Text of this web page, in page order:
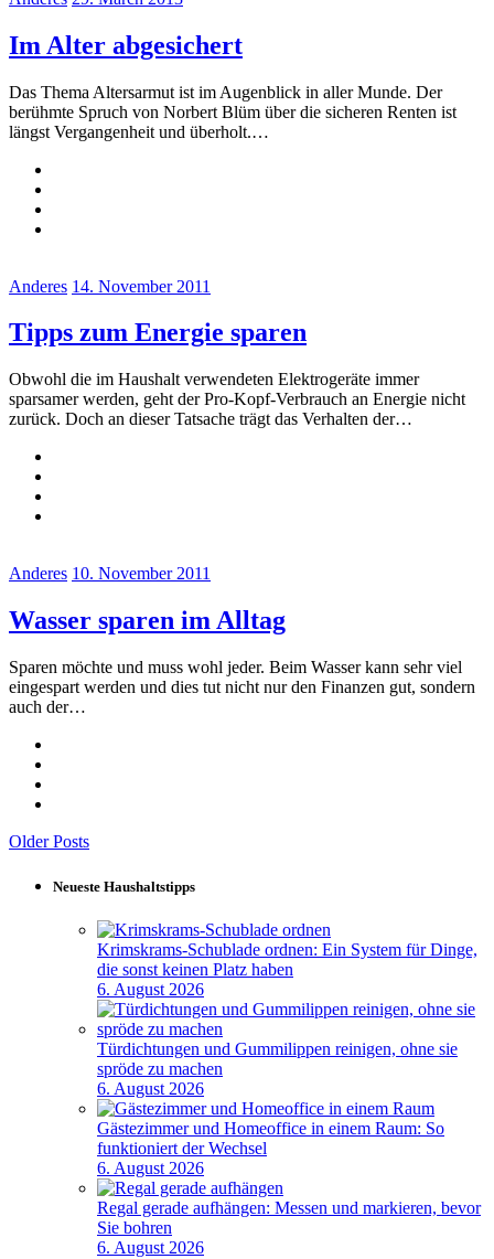
Im Alter abgesichert
Das Thema Altersarmut ist im Augenblick in aller Munde. Der
berühmte Spruch von Norbert Blüm über die sicheren Renten ist
längst Vergangenheit und überholt.…
Anderes 14. November 2011
Tipps zum Energie sparen
Obwohl die im Haushalt verwendeten Elektrogeräte immer
sparsamer werden, geht der Pro-Kopf-Verbrauch an Energie nicht
zurück. Doch an dieser Tatsache trägt das Verhalten der…
Anderes 10. November 2011
Wasser sparen im Alltag
Sparen möchte und muss wohl jeder. Beim Wasser kann sehr viel
eingespart werden und dies tut nicht nur den Finanzen gut, sondern
auch der…
Older Posts
Neueste Haushaltstipps
Krimskrams-Schublade ordnen: Ein System für Dinge,
die sonst keinen Platz haben
6. August 2026
Türdichtungen und Gummilippen reinigen, ohne sie
spröde zu machen
6. August 2026
Gästezimmer und Homeoffice in einem Raum: So
funktioniert der Wechsel
6. August 2026
Regal gerade aufhängen: Messen und markieren, bevor
Sie bohren
6. August 2026